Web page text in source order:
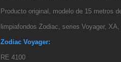
Producto original, modelo de 15 metros
limpiafondos Zodiac, series Voyager,
Zodiac Voyager:
RE 4100